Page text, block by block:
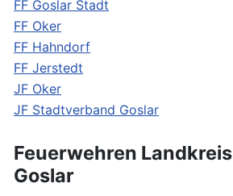
FF Goslar Stadt
FF Oker
FF Hahndorf
FF Jerstedt
JF Oker
JF Stadtverband Goslar
Feuerwehren Landkreis
Goslar